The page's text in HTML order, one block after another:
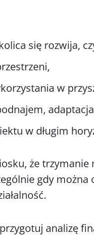
się rozwija,
w
w długim
że
gdy
analizę